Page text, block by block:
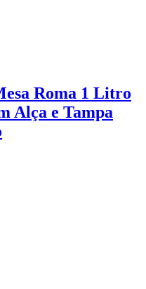
Roma 1 Litro
Alça e Tampa